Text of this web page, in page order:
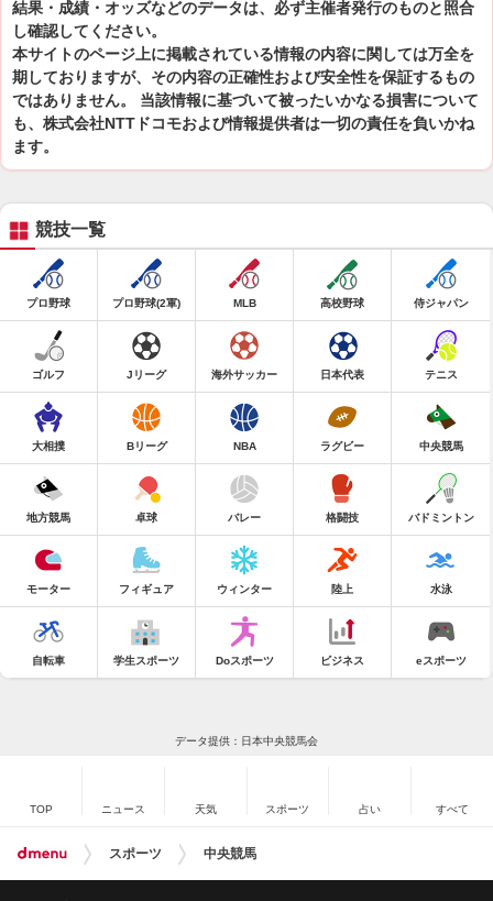
結果・成績・オッズなどのデータは、必ず主催者発行のものと照合
し確認してください。
本サイトのページ上に掲載されている情報の内容に関しては万全を
期しておりますが、その内容の正確性および安全性を保証するもの
ではありません。 当該情報に基づいて被ったいかなる損害について
も、株式会社NTTドコモおよび情報提供者は一切の責任を負いかね
ます。
競技一覧
プロ野球 プロ野球(2軍) MLB 高校野球 侍ジャパン
ゴルフ Jリーグ 海外サッカー 日本代表 テニス
大相撲 Bリーグ NBA ラグビー 中央競馬
地方競馬 卓球 バレー 格闘技 バドミントン
モーター フィギュア ウィンター 陸上 水泳
自転車 学生スポーツ Doスポーツ ビジネス eスポーツ
データ提供：日本中央競馬会
TOP ニュース 天気 スポーツ 占い すべて
スポーツ 中央競馬